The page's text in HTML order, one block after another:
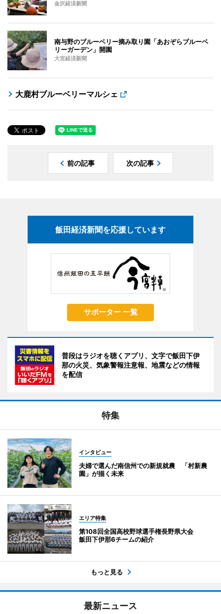
金沢経済新聞
南与野のブルーベリー摘み取り園「あおぞらブルーベ
リーガーデン」開園
大宮経済新聞
大鹿村ブルーベリーマルシェ
前の記事 次の記事
飯田経済新聞を応援しています
サポーター 一覧
普段はラジオを聴くアプリ、文字で飯田下伊
那の火災、気象警報注意報、地震などの情報
を配信
特集
インタビュー
夫婦で選んだ南信州での新規就農 「村新農
園」が描く未来
エリア特集
第108回全国高校野球選手権長野県大会
飯田下伊那6チームの紹介
もっと見る
最新ニュース